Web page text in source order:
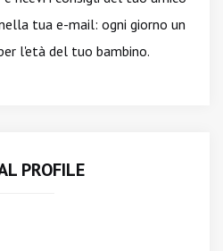
tua e-mail: ogni giorno un
l'età del tuo bambino.
PROFILE